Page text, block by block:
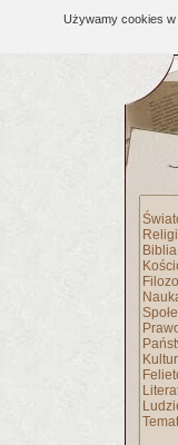
Używamy cookies w
Biblia